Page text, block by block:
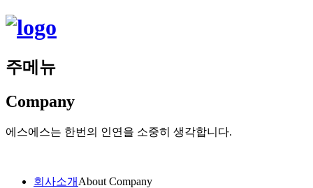
주메뉴
Company
에스에스는 한번의 인연을 소중히 생각합니다.
회사소개 About Company